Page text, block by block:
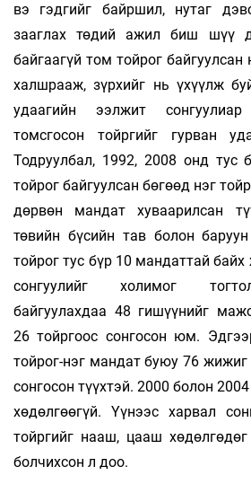
вэ гэдгийг байршил, нутаг
зааглах төдий ажил биш шүү
байгаагүй том тойрог байгуулсан
халшрааж, зүрхийг нь үхүүлж
удаагийн ээлжит
томсгосон тойргийг гурван
Тодруулбал, 1992, 2008 онд тус
тойрог байгуулсан бөгөөд нэг
дөрвөн мандат хуваарилсан
төвийн бүсийн тав болон
тойрог тус бүр 10 мандаттай
сонгуулийг холимог
байгуулахдаа 48 гишүүнийг
26 тойргоос сонгосон юм.
тойрог-нэг мандат буюу 76 жижиг
сонгосон түүхтэй. 2000 болон
хөдөлгөөгүй. Үүнээс харвал
тойргийг нааш, цааш
болчихсон л доо.